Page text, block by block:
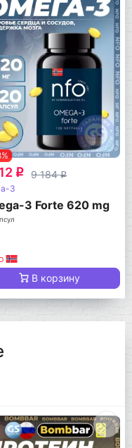
q 9 184q
3
3 Forte 620 mg
В корзину